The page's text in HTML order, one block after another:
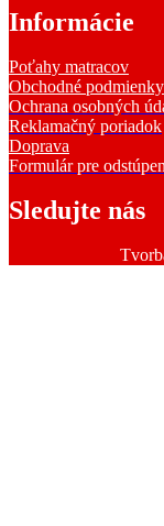
Informácie
Poťahy matracov
Obchodné podmienky
Ochrana osobných
Reklamačný poriadok
Doprava
Formulár pre
Sledujte nás